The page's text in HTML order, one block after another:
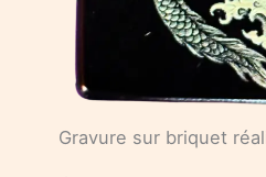
Gravure sur briquet